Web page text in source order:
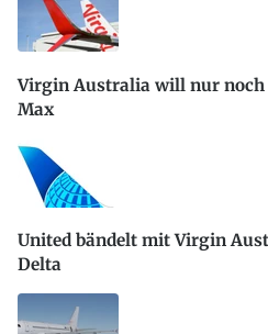
Virgin Australia will nur noch
Max
United bändelt mit Virgin
Delta